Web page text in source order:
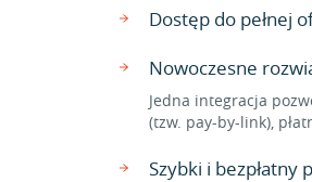
Dostęp do pełnej
Nowoczesne
Jedna integracja
(tzw. pay-by-link),
Szybki i bezpłatny